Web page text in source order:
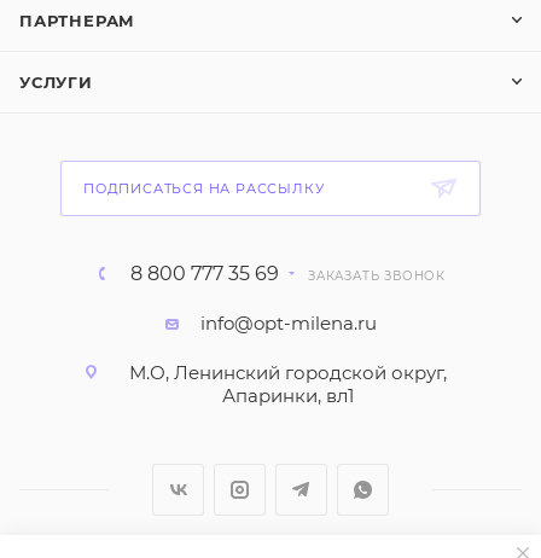
ПАРТНЕРАМ
УСЛУГИ
ПОДПИСАТЬСЯ НА РАССЫЛКУ
8 800 777 35 69 ЗАКАЗАТЬ ЗВОНОК
info@opt-milena.ru
М.О, Ленинский городской округ,
Апаринки, вл1